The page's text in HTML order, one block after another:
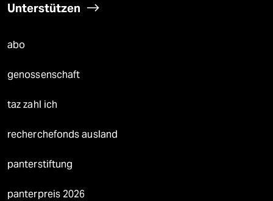
Unterstützen
abo
genossenschaft
taz zahl ich
recherchefonds ausland
panterstiftung
panterpreis 2026